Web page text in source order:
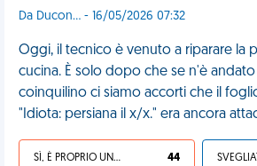
Da Ducon... - 16/05/2026 07:32
Oggi, il tecnico è venuto a riparare la
cucina. È solo dopo che se n'è
coinquilino ci siamo accorti che il
"Idiota: persiana il x/x." era ancora
SÌ, È PROPRIO UNA VDM! 44